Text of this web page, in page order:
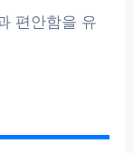
편안함을 유